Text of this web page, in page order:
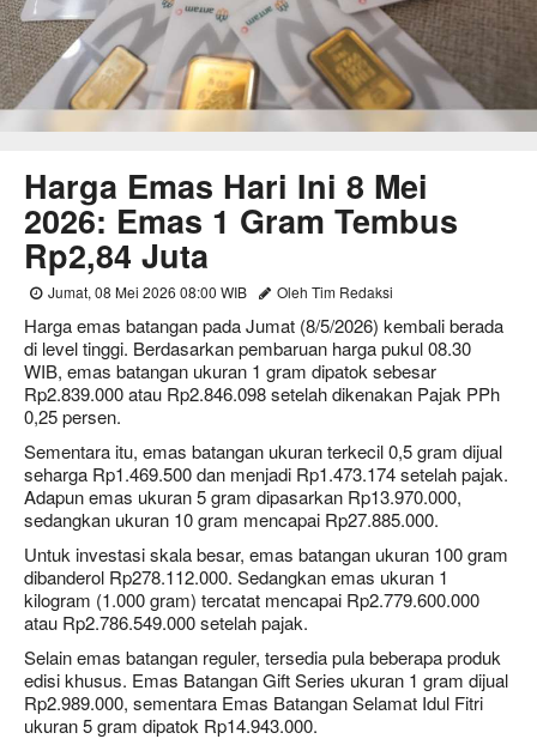
Harga Emas Hari Ini 8 Mei
2026: Emas 1 Gram Tembus
Rp2,84 Juta
Jumat, 08 Mei 2026 08:00 WIB Oleh Tim Redaksi
Harga emas batangan pada Jumat (8/5/2026) kembali berada
di level tinggi. Berdasarkan pembaruan harga pukul 08.30
WIB, emas batangan ukuran 1 gram dipatok sebesar
Rp2.839.000 atau Rp2.846.098 setelah dikenakan Pajak PPh
0,25 persen.
Sementara itu, emas batangan ukuran terkecil 0,5 gram dijual
seharga Rp1.469.500 dan menjadi Rp1.473.174 setelah pajak.
Adapun emas ukuran 5 gram dipasarkan Rp13.970.000,
sedangkan ukuran 10 gram mencapai Rp27.885.000.
Untuk investasi skala besar, emas batangan ukuran 100 gram
dibanderol Rp278.112.000. Sedangkan emas ukuran 1
kilogram (1.000 gram) tercatat mencapai Rp2.779.600.000
atau Rp2.786.549.000 setelah pajak.
Selain emas batangan reguler, tersedia pula beberapa produk
edisi khusus. Emas Batangan Gift Series ukuran 1 gram dijual
Rp2.989.000, sementara Emas Batangan Selamat Idul Fitri
ukuran 5 gram dipatok Rp14.943.000.